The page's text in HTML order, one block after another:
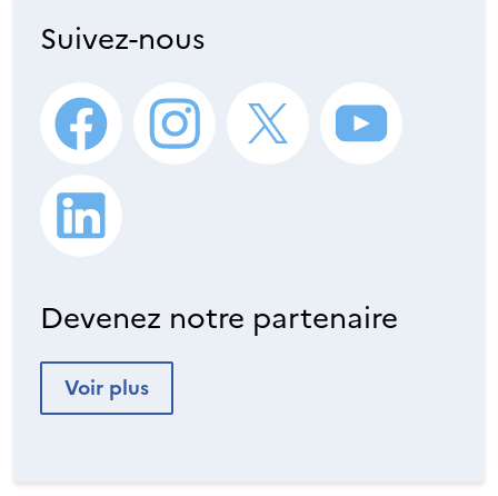
Suivez-nous
Devenez notre partenaire
Voir plus